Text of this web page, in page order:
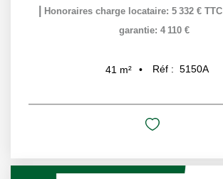
Honoraires charge locataire: 5 332 € TTC
garantie: 4 110 €
41 m² Réf : 5150A